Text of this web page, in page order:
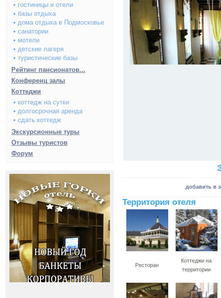
• гостиницы и отели
• базы отдыха
• дома отдыха в Подмосковье
• санатории
• мотели
• детские лагеря
• туристические базы
Рейтинг пансионатов...
Конференц залы
Коттеджи
• коттедж на сутки
• долгосрочная аренда
• сдать коттедж
Экскурсионные туры
Отзывы туристов
Форум
добавить в
Территория отеля
Ресторан
Коттеджи на
территории